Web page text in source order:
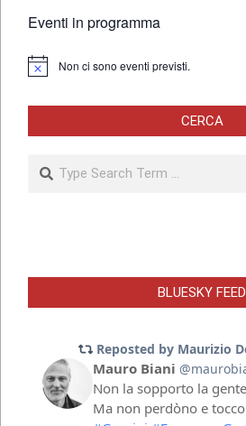
Eventi in programma
Notice Non ci sono eventi previsti.
CERCA
Search
BLUESKY FEED